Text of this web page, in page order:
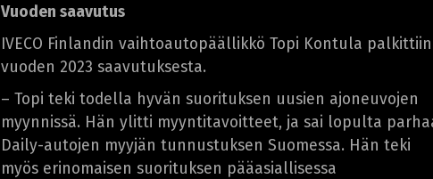
Vuoden saavutus
IVECO Finlandin vaihtoautopäällikkö Topi Kontula palkittiin
vuoden 2023 saavutuksesta.
– Topi teki todella hyvän suorituksen uusien ajoneuvojen
myynnissä. Hän ylitti myyntitavoitteet, ja sai lopulta
Daily-autojen myyjän tunnustuksen Suomessa. Hän teki
myös erinomaisen suorituksen pääasiallisessa